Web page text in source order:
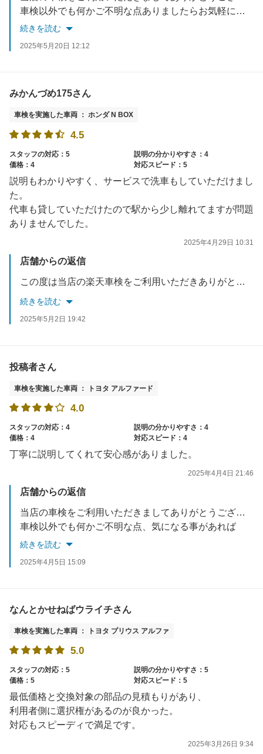
車検以外でも何かご不明な点ありましたらお気軽にご相談ください！
この度はありがとうございました。 是非今後とも当店をご利用お願いします。
続きを読む
2025年5月20日 12:12
みかんづめ175さん
車検を実施した車両 ： ホンダ N BOX
4.5
スタッフの対応：5
説明の分かりやすさ：4
価格：4
対応スピード：5
説明もわかりやすく、サービスで洗車もしていただけまし
た。
代車も貸していただけたので駅から少し離れてますが問題
ありませんでした。
2025年4月29日 10:31
店舗からの返信
この度は当店の楽天車検をご利用いただきありがとうございます。 お客様に安心して頂けるように提案.お勧めを心掛けています。 半年ごとの無料点検もご案内致しますので是非ご利用ください。スタッフ一同お待ちしております。
続きを読む
2025年5月2日 19:42
投稿者さん
車検を実施した車両 ： トヨタ アルファード
4.0
スタッフの対応：4
説明の分かりやすさ：4
価格：4
対応スピード：4
丁寧に説明してくれて安心感がありました。
2025年4月4日 21:46
店舗からの返信
当店の車検をご利用いただきましてありがとうございます！
車検以外でも何かご不明な点、気になる事があれば
お気軽にご相談ください！
続きを読む
2025年4月5日 15:09
なんとかせねばウライチさん
車検を実施した車両 ： トヨタ プリウス アルファ
5.0
スタッフの対応：5
説明の分かりやすさ：5
価格：5
対応スピード：5
最低価格と交換対象の部品の見積もりがあり、
利用者側に選択権があるのが良かった。
対応もスピーディで満足です。
2025年3月26日 9:34